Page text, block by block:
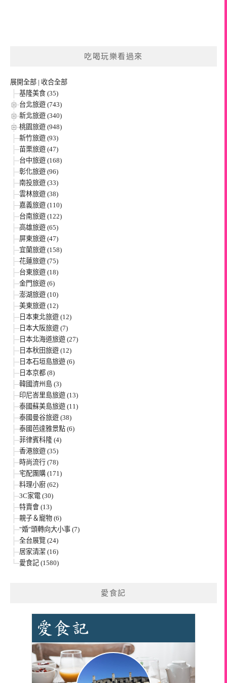
吃喝玩樂看過來
展開全部 | 收合全部
基隆美食 (35)
台北旅遊 (743)
新北旅遊 (340)
桃園旅遊 (948)
新竹旅遊 (93)
苗栗旅遊 (47)
台中旅遊 (168)
彰化旅遊 (96)
南投旅遊 (33)
雲林旅遊 (38)
嘉義旅遊 (110)
台南旅遊 (122)
高雄旅遊 (65)
屏東旅遊 (47)
宜蘭旅遊 (158)
花蓮旅遊 (75)
台東旅遊 (18)
金門旅遊 (6)
澎湖旅遊 (10)
美東旅遊 (12)
日本東北旅遊 (12)
日本大阪旅遊 (7)
日本北海道旅遊 (27)
日本秋田旅遊 (12)
日本石垣島旅遊 (6)
日本京都 (8)
韓國濟州島 (3)
印尼峇里島旅遊 (13)
泰國蘇美島旅遊 (11)
泰國曼谷旅遊 (38)
泰國芭達雅景點 (6)
菲律賓科隆 (4)
香港旅遊 (35)
時尚流行 (78)
宅配團購 (171)
料理小廚 (62)
3C家電 (30)
特賣會 (13)
親子＆寵物 (6)
"婚"頭轉向大小事 (7)
全台展覽 (24)
居家清潔 (16)
愛食記 (1580)
愛食記